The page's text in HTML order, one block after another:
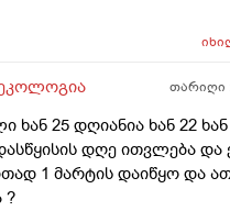
თარიღი
ხან 25 დღიანია ხან 22
დღე ითვლება და
1 მარტის დაიწყო და
?